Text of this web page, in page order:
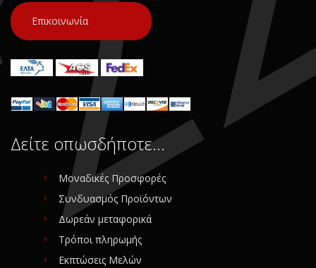
Επικοινωνία
Δείτε οπωσδήποτε…
Μοναδικές Προσφορές
Συνδυασμός Προϊόντων
Δωρεάν μεταφορικά
Τρόποι πληρωμής
Εκπτώσεις Μελών